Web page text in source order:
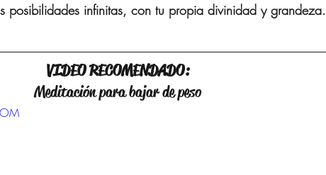
posibilidades infinitas, con tu propia divinidad y grandeza.
VIDEO RECOMENDADO:
Meditación para bajar de peso